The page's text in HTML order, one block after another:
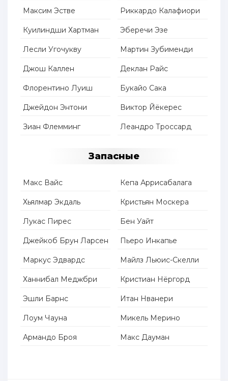
Максим Эстве
Куилиндши Хартман
Лесли Угочукву
Джош Каллен
Флорентино Луиш
Джейдон Энтони
Зиан Флемминг
Риккардо Калафиори
Эберечи Эзе
Мартин Зубименди
Деклан Райс
Букайо Сака
Виктор Йёкерес
Леандро Троссард
Запасные
Макс Вайс
Хьялмар Экдаль
Лукас Пирес
Джейкоб Брун Ларсен
Маркус Эдвардс
Ханнибал Меджбри
Эшли Барнс
Лоум Чауна
Армандо Броя
Кепа Аррисабалага
Кристьян Москера
Бен Уайт
Пьеро Инкапье
Майлз Льюис-Скелли
Кристиан Нёргорд
Итан Нванери
Микель Мерино
Макс Дауман